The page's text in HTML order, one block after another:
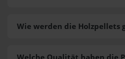
Wie werden die Holzpellets